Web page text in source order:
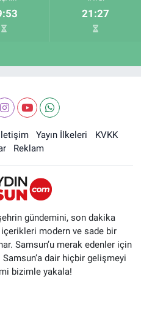
21:27
Yayın İlkeleri
KVKK
Reklam
gündemini, son dakika
modern ve sade bir
Samsun’u merak edenler için
dair hiçbir gelişmeyi
bizimle yakala!